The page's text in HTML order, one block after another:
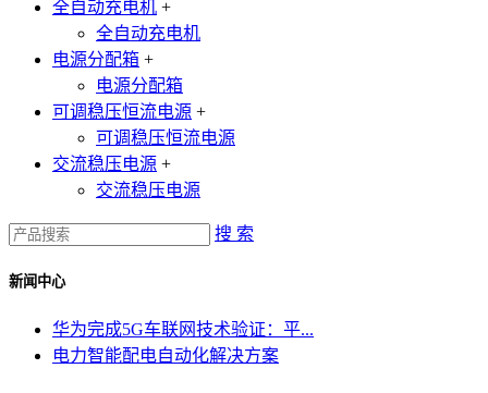
全自动充电机 +
全自动充电机
电源分配箱 +
电源分配箱
可调稳压恒流电源 +
可调稳压恒流电源
交流稳压电源 +
交流稳压电源
搜 索
新闻中心
华为完成5G车联网技术验证：平...
电力智能配电自动化解决方案